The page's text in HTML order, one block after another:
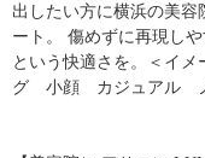
出したい方に横浜の美容
ート。 傷めずに再現し
という快適さを。＜イ
グ 小顔 カジュアル